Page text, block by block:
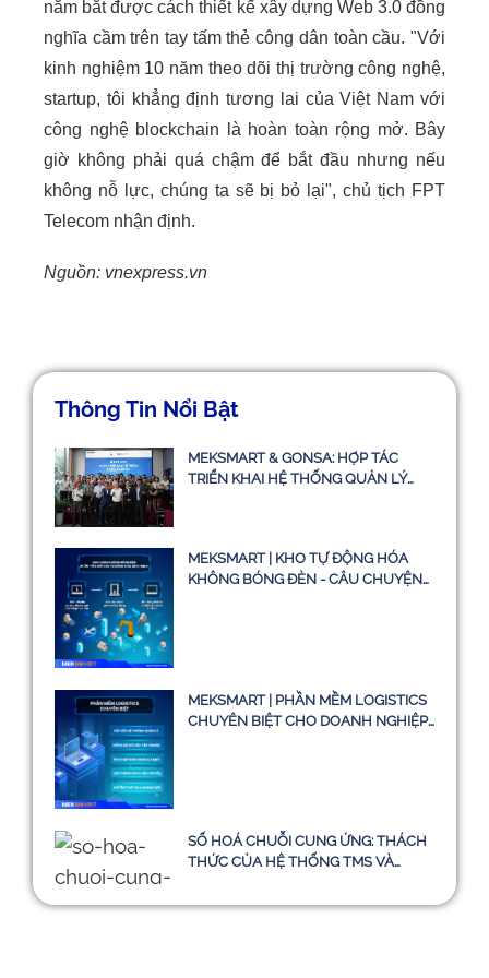
nắm bắt được cách thiết kế xây dựng Web 3.0 đồng
nghĩa cầm trên tay tấm thẻ công dân toàn cầu. "Với
kinh nghiệm 10 năm theo dõi thị trường công nghệ,
startup, tôi khẳng định tương lai của Việt Nam với
công nghệ blockchain là hoàn toàn rộng mở. Bây
giờ không phải quá chậm để bắt đầu nhưng nếu
không nỗ lực, chúng ta sẽ bị bỏ lại", chủ tịch FPT
Telecom nhận định.
Nguồn: vnexpress.vn
Thông Tin Nổi Bật
MEKSMART & GONSA: HỢP TÁC
TRIỂN KHAI HỆ THỐNG QUẢN LÝ
MEKSMART | KHO TỰ ĐỘNG HÓA
KHÔNG BÓNG ĐÈN - CÂU CHUYỆN
MEKSMART | PHẦN MỀM LOGISTICS
CHUYÊN BIỆT CHO DOANH NGHIỆP
SỐ HOÁ CHUỖI CUNG ỨNG: THÁCH
THỨC CỦA HỆ THỐNG TMS VÀ
2030